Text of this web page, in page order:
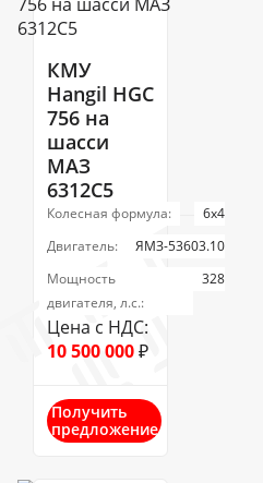
КМУ
Hangil HGC
756 на
шасси
МАЗ
6312С5
Колесная формула:
6х4
Двигатель:
ЯМЗ-53603.10
Мощность
двигателя, л.с.:
328
Цена с НДС:
10 500 000₽
Получить
предложение